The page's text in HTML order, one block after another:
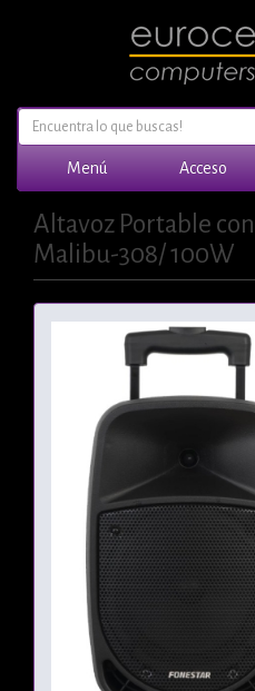
Menú Acceso
Altavoz Portable
Malibu-308/ 100W